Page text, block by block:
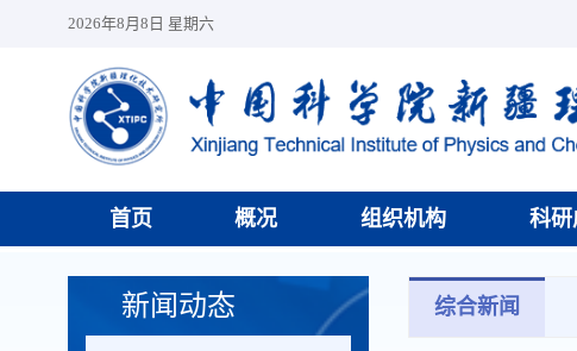
2026年8月8日 星期六
首页 概况 组织机构 科研
新闻动态 综合新闻